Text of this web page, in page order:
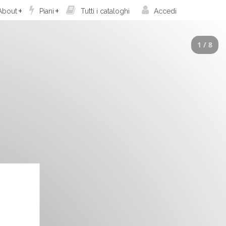
Piani Tutti i cataloghi Accedi
1 / 8